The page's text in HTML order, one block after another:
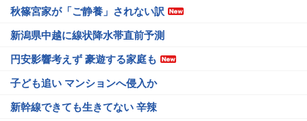
秋篠宮家が「ご静養」されない訳
新潟県中越に線状降水帯直前予測
円安影響考えず 豪遊する家庭も
子ども追い マンションへ侵入か
新幹線できても生きてない 辛辣